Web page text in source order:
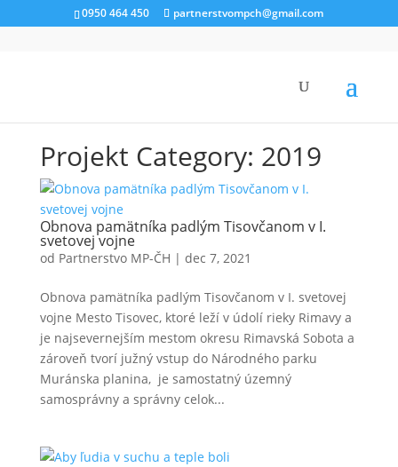
0950 464 450 partnerstvompch@gmail.com
PODPORENÉ PROJEKTY 2019
Projekt Category: 2019
Obnova pamätníka padlým Tisovčanom v I.
svetovej vojne
od Partnerstvo MP-ČH | dec 7, 2021
Obnova pamätníka padlým Tisovčanom v I. svetovej
vojne Mesto Tisovec, ktoré leží v údolí rieky Rimavy a
je najsevernejším mestom okresu Rimavská Sobota a
zároveň tvorí južný vstup do Národného parku
Muránska planina, je samostatný územný
samosprávny a správny celok...